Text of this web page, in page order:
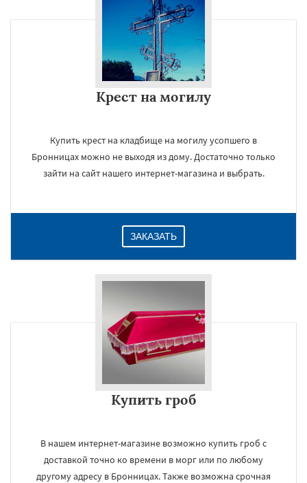
Крест на могилу
Купить крест на кладбище на могилу усопшего в
Бронницах можно не выходя из дому. Достаточно только
зайти на сайт нашего интернет-магазина и выбрать.
ЗАКАЗАТЬ
Купить гроб
В нашем интернет-магазине возможно купить гроб с
доставкой точно ко времени в морг или по любому
другому адресу в Бронницах. Также возможна срочная